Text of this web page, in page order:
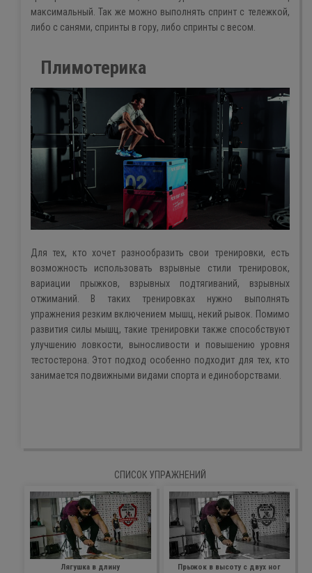
максимальный. Так же можно выполнять спринт с тележкой,
либо с санями, спринты в гору, либо спринты с весом.
Плимотерика
Для тех, кто хочет разнообразить свои тренировки, есть
возможность использовать взрывные стили тренировок,
вариации прыжков, взрывных подтягиваний, взрывных
отжиманий. В таких тренировках нужно выполнять
упражнения резким включением мышц, некий рывок. Помимо
развития силы мышц, такие тренировки также способствуют
улучшению ловкости, выносливости и повышению уровня
тестостерона. Этот подход особенно подходит для тех, кто
занимается подвижными видами спорта и единоборствами.
СПИСОК УПРАЖНЕНИЙ
Лягушка в длину Прыжок в высоту с двух ног